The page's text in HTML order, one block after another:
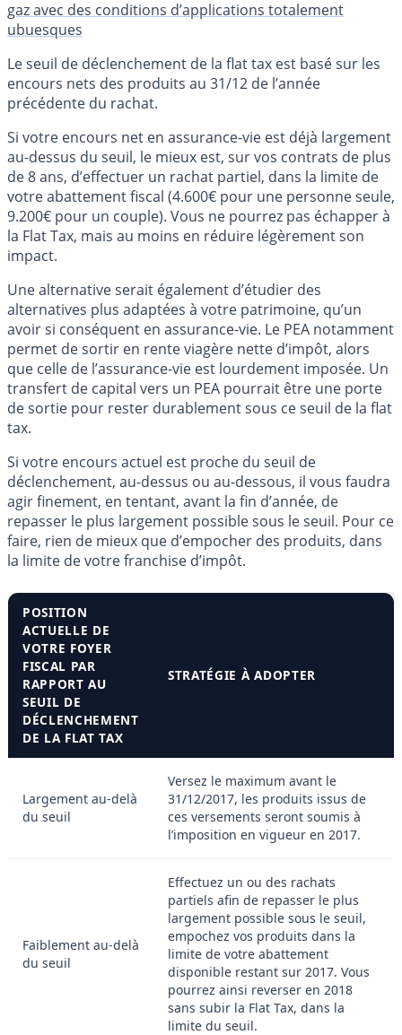
gaz avec des conditions d’applications totalement
ubuesques
Le seuil de déclenchement de la flat tax est basé sur les
encours nets des produits au 31/12 de l’année
précédente du rachat.
Si votre encours net en assurance-vie est déjà largement
au-dessus du seuil, le mieux est, sur vos contrats de plus
de 8 ans, d’effectuer un rachat partiel, dans la limite de
votre abattement fiscal (4.600€ pour une personne seule,
9.200€ pour un couple). Vous ne pourrez pas échapper à
la Flat Tax, mais au moins en réduire légèrement son
impact.
Une alternative serait également d’étudier des
alternatives plus adaptées à votre patrimoine, qu’un
avoir si conséquent en assurance-vie. Le PEA notamment
permet de sortir en rente viagère nette d’impôt, alors
que celle de l’assurance-vie est lourdement imposée. Un
transfert de capital vers un PEA pourrait être une porte
de sortie pour rester durablement sous ce seuil de la flat
tax.
Si votre encours actuel est proche du seuil de
déclenchement, au-dessus ou au-dessous, il vous faudra
agir finement, en tentant, avant la fin d’année, de
repasser le plus largement possible sous le seuil. Pour ce
faire, rien de mieux que d’empocher des produits, dans
la limite de votre franchise d’impôt.
POSITION
ACTUELLE DE
VOTRE FOYER
FISCAL PAR
RAPPORT AU
SEUIL DE
DÉCLENCHEMENT
DE LA FLAT TAX
STRATÉGIE À ADOPTER
Largement au-delà
du seuil
Versez le maximum avant le
31/12/2017, les produits issus de
ces versements seront soumis à
l’imposition en vigueur en 2017.
Faiblement au-delà
du seuil
Effectuez un ou des rachats
partiels afin de repasser le plus
largement possible sous le seuil,
empochez vos produits dans la
limite de votre abattement
disponible restant sur 2017. Vous
pourrez ainsi reverser en 2018
sans subir la Flat Tax, dans la
limite du seuil.